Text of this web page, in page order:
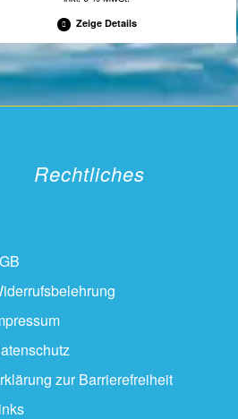
Zeige Details
Rechtliches
zur Barrierefreiheit